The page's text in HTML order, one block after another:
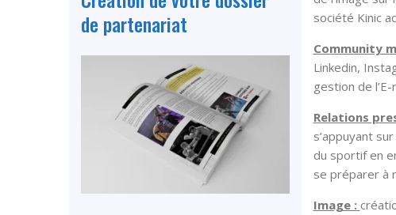
société Kinic
Community
Linkedin,
gestion de
Relations
s’appuyant
du sportif en
se préparer à
Image :
de partenariat